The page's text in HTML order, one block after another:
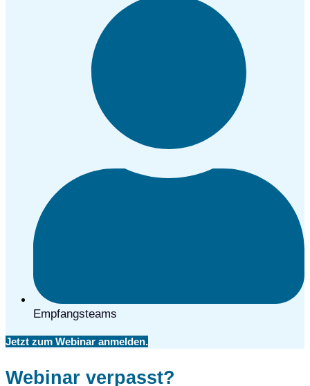
Empfangsteams
Jetzt zum Webinar anmelden.
Webinar verpasst?